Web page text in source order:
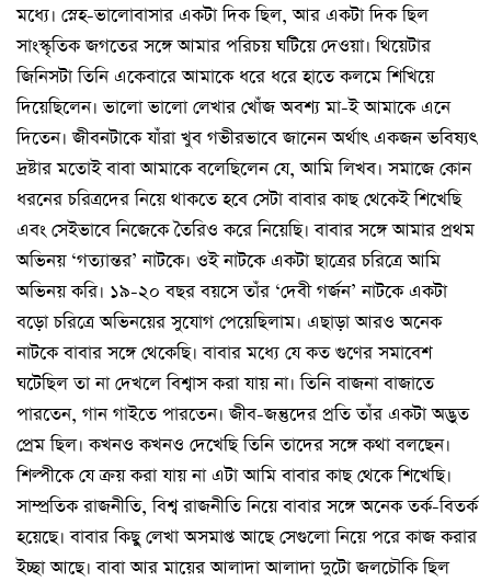
মধ্যে। স্নেহ-ভালোবাসার একটা দিক ছিল, আর একটা দিক ছিল
সাংস্কৃতিক জগতের সঙ্গে আমার পরিচয় ঘটিয়ে দেওয়া। থিয়েটার
জিনিসটা তিনি একেবারে আমাকে ধরে ধরে হাতে কলমে শিখিয়ে
দিয়েছিলেন। ভালো ভালো লেখার খোঁজ অবশ্য মা-ই আমাকে এনে
দিতেন। জীবনটাকে যাঁরা খুব গভীরভাবে জানেন অর্থাৎ একজন ভবিষ্যৎ
দ্রষ্টার মতোই বাবা আমাকে বলেছিলেন যে, আমি লিখব। সমাজে কোন
ধরনের চরিত্রদের নিয়ে থাকতে হবে সেটা বাবার কাছ থেকেই শিখেছি
এবং সেইভাবে নিজেকে তৈরিও করে নিয়েছি। বাবার সঙ্গে আমার প্রথম
অভিনয় ‘গত্যান্তর’ নাটকে। ওই নাটকে একটা ছাত্রের চরিত্রে আমি
অভিনয় করি। ১৯-২০ বছর বয়সে তাঁর ‘দেবী গর্জন’ নাটকে একটা
বড়ো চরিত্রে অভিনয়ের সুযোগ পেয়েছিলাম। এছাড়া আরও অনেক
নাটকে বাবার সঙ্গে থেকেছি। বাবার মধ্যে যে কত গুণের সমাবেশ
ঘটেছিল তা না দেখলে বিশ্বাস করা যায় না। তিনি বাজনা বাজাতে
পারতেন, গান গাইতে পারতেন। জীব-জন্তুদের প্রতি তাঁর একটা অদ্ভুত
প্রেম ছিল। কখনও কখনও দেখেছি তিনি তাদের সঙ্গে কথা বলছেন।
শিল্পীকে যে ক্রয় করা যায় না এটা আমি বাবার কাছ থেকে শিখেছি।
সাম্প্রতিক রাজনীতি, বিশ্ব রাজনীতি নিয়ে বাবার সঙ্গে অনেক তর্ক-বিতর্ক
হয়েছে। বাবার কিছুু লেখা অসমাপ্ত আছে সেগুলো নিয়ে পরে কাজ করার
ইচ্ছা আছে। বাবা আর মায়ের আলাদা আলাদা দুটো জলচৌকি ছিল